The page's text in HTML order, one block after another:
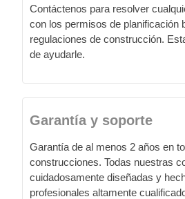
Contáctenos para resolver
con los permisos de planificación
regulaciones de construcción.
de ayudarle.
Garantía y soporte
Garantía de al menos 2 años en
construcciones. Todas nuestras
cuidadosamente diseñadas y
profesionales altamente